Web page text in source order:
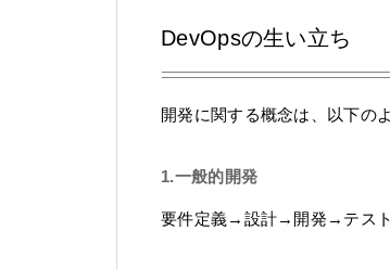
DevOpsの生い立ち
開発に関する概念は、以下の
1.一般的開発
要件定義→設計→開発→テスト